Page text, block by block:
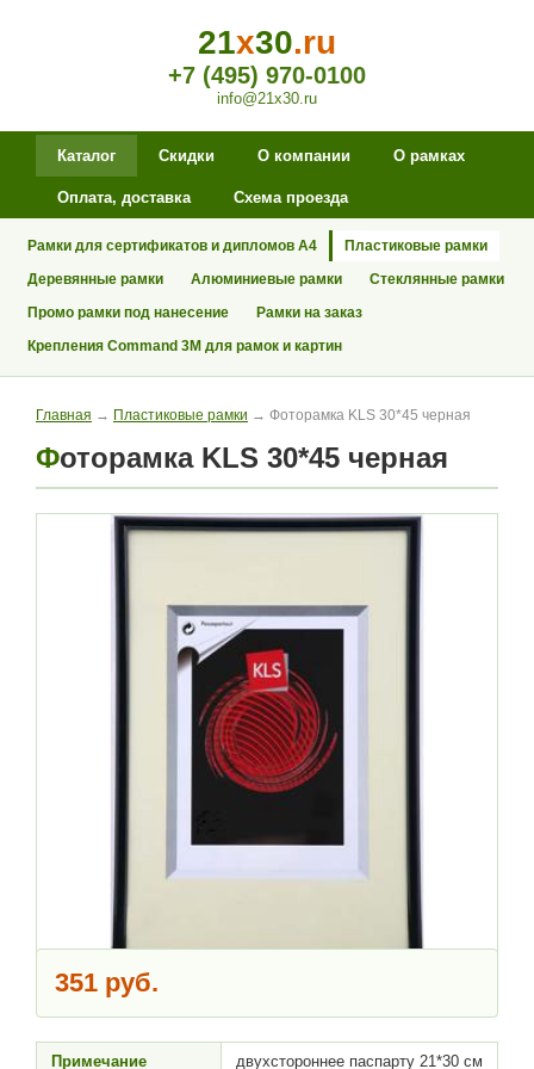
21x30.ru
+7 (495) 970-0100
info@21x30.ru
Каталог Скидки О компании О рамках
Оплата, доставка Схема проезда
Рамки для сертификатов и дипломов А4
Пластиковые рамки
Деревянные рамки
Алюминиевые рамки
Стеклянные рамки
Промо рамки под нанесение
Рамки на заказ
Крепления Command 3M для рамок и картин
Главная → Пластиковые рамки → Фоторамка KLS 30*45 черная
Фоторамка KLS 30*45 черная
351 руб.
Примечание двухстороннее паспарту 21*30 см